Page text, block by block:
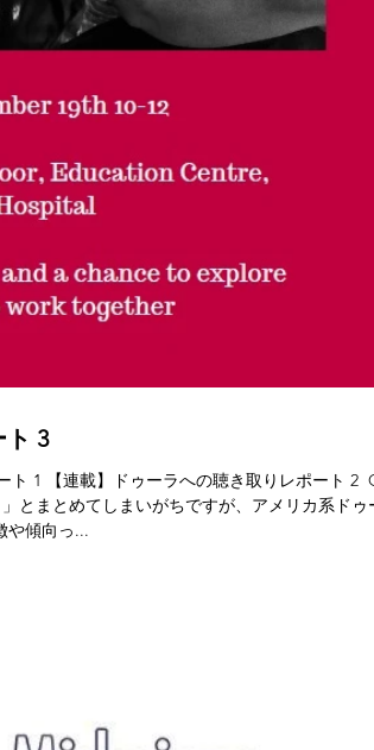
ト 3
【連載】ドゥーラへの聴き取りレポート 2 ​ ​Q 5.
とまとめてしまいがちですが、アメリカ系ドゥ
や傾向っ...